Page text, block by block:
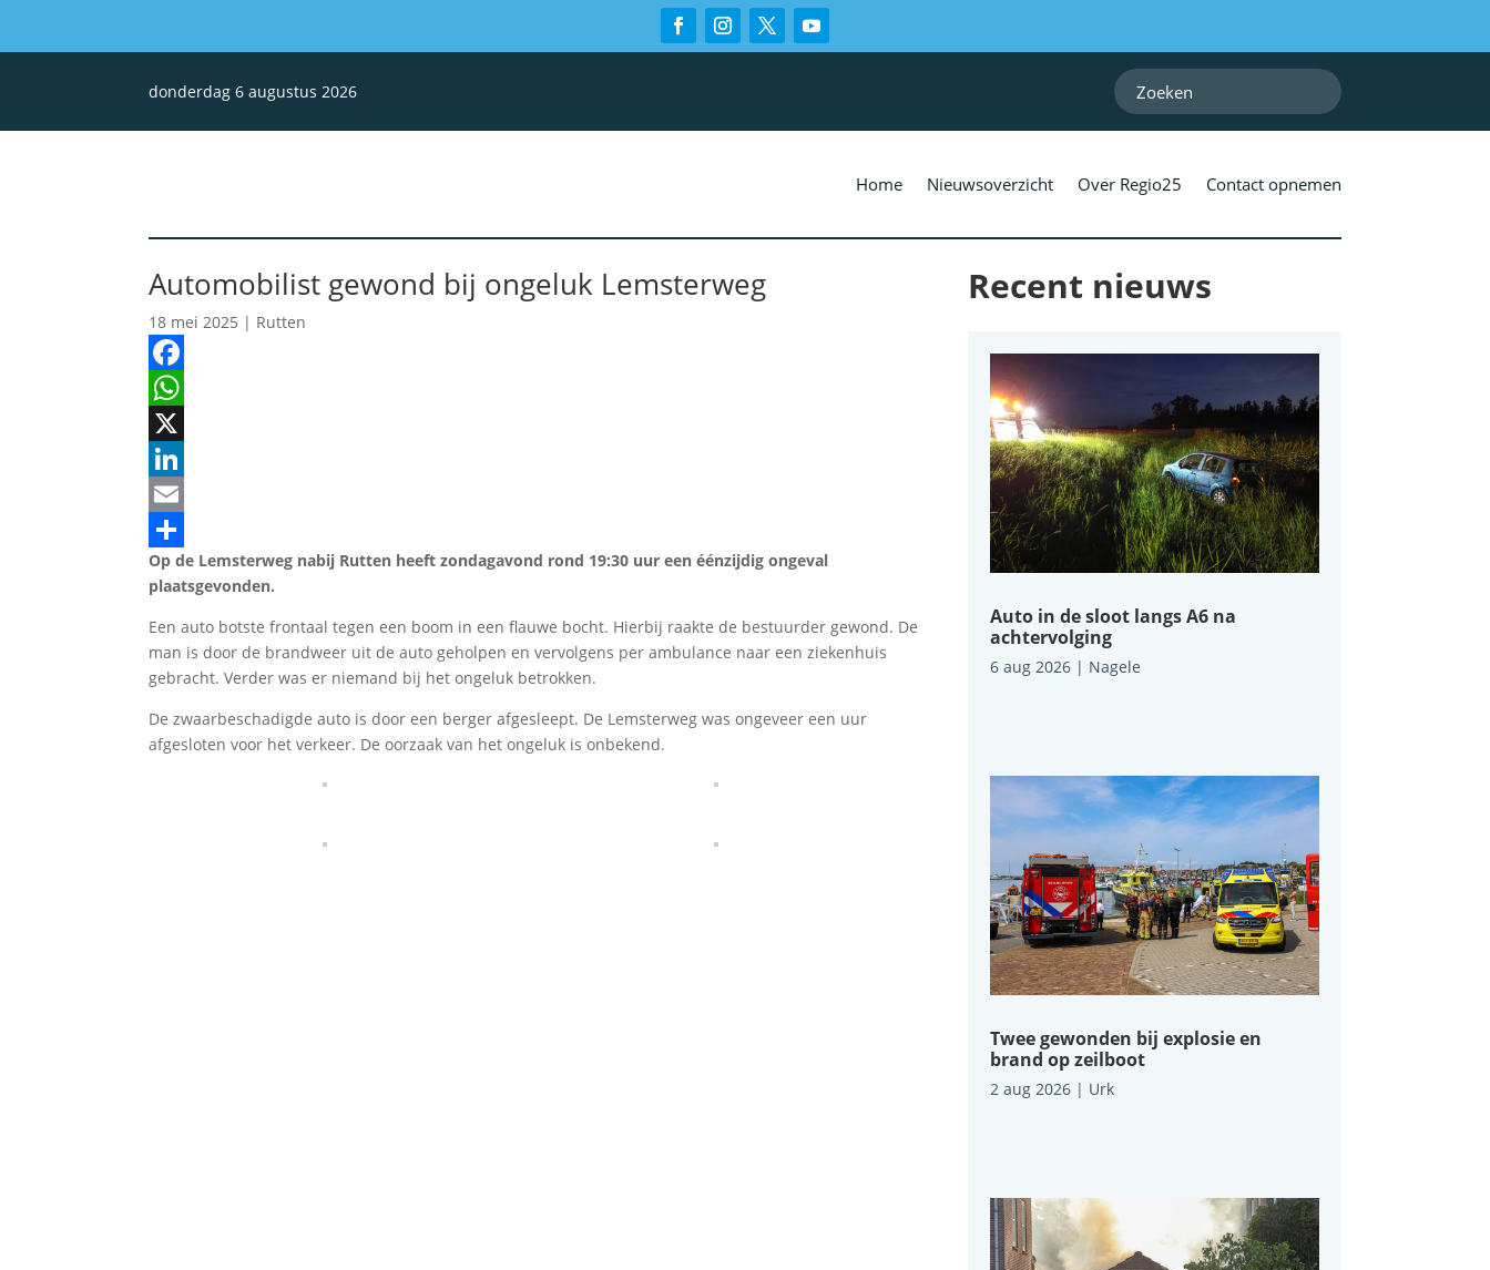
donderdag 6 augustus 2026
Home Nieuwsoverzicht Over Regio25 Contact opnemen
Automobilist gewond bij ongeluk Lemsterweg
18 mei 2025 | Rutten
Facebook
WhatsApp
X
LinkedIn
Email
Delen
Op de Lemsterweg nabij Rutten heeft zondagavond rond 19:30 uur een éénzijdig ongeval
plaatsgevonden.
Een auto botste frontaal tegen een boom in een flauwe bocht. Hierbij raakte de bestuurder gewond. De
man is door de brandweer uit de auto geholpen en vervolgens per ambulance naar een ziekenhuis
gebracht. Verder was er niemand bij het ongeluk betrokken.
De zwaarbeschadigde auto is door een berger afgesleept. De Lemsterweg was ongeveer een uur
afgesloten voor het verkeer. De oorzaak van het ongeluk is onbekend.
Recent nieuws
Auto in de sloot langs A6 na
achtervolging
6 aug 2026| Nagele
Twee gewonden bij explosie en
brand op zeilboot
2 aug 2026| Urk